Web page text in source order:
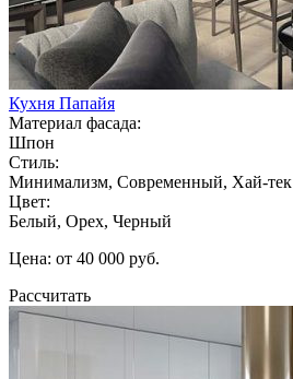
Кухня Папайя
Материал фасада:
Шпон
Стиль:
Минимализм, Современный, Хай-тек
Цвет:
Белый, Орех, Черный
Цена: от 40 000 руб.
Рассчитать